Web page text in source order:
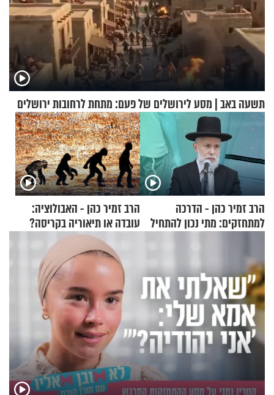
תשעה באב | מסע לירושלים של פעם: מתחת לרחובות ירושלים
הרב זמיר כהן - הדרכה
למתחזקים: מתי נכון להתחיל
הרב זמיר כהן - האבולוציה:
עובדה או תיאוריה בקריסה?